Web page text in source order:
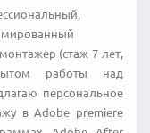
(стаж 7 лет,
работы над
персональное
в Adobe premiere